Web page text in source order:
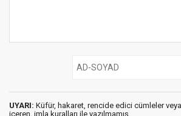
UYARI: Küfür, hakaret, rencide edici cümleler
içeren, imla kuralları ile yazılmamış,